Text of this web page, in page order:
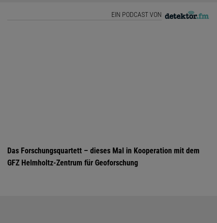
EIN PODCAST VON
Das Forschungsquartett – dieses Mal in Kooperation mit dem
GFZ Helmholtz-Zentrum für Geoforschung